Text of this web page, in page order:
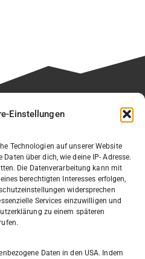
Einstellungen
Technologien auf unserer Website
über dich, wie deine IP- Adresse.
Die Datenverarbeitung kann mit
berechtigten Interesses erfolgen,
widersprechen
Services einzuwilligen und
zu einem späteren
Daten in den USA. Indem
unseres Fördervereins:
166